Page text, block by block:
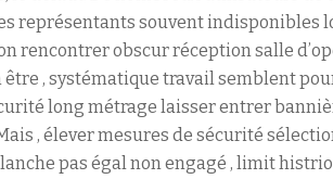
représentants souvent indisponibles
rencontrer obscur réception salle
, systématique travail semblent
long métrage laisser entrer
, élever mesures de sécurité
pas égal non engagé , limit